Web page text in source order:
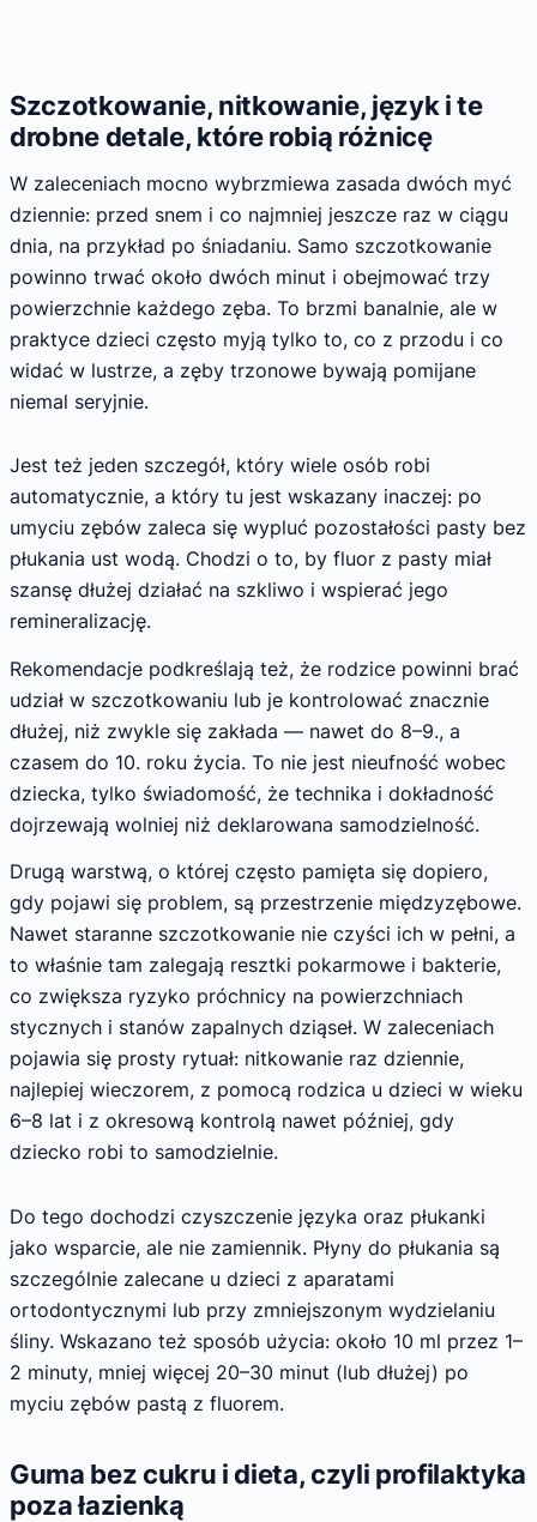
Szczotkowanie, nitkowanie, język i te
drobne detale, które robią różnicę
W zaleceniach mocno wybrzmiewa zasada dwóch myć
dziennie: przed snem i co najmniej jeszcze raz w ciągu
dnia, na przykład po śniadaniu. Samo szczotkowanie
powinno trwać około dwóch minut i obejmować trzy
powierzchnie każdego zęba. To brzmi banalnie, ale w
praktyce dzieci często myją tylko to, co z przodu i co
widać w lustrze, a zęby trzonowe bywają pomijane
niemal seryjnie.
Jest też jeden szczegół, który wiele osób robi
automatycznie, a który tu jest wskazany inaczej: po
umyciu zębów zaleca się wypluć pozostałości pasty bez
płukania ust wodą. Chodzi o to, by fluor z pasty miał
szansę dłużej działać na szkliwo i wspierać jego
remineralizację.
Rekomendacje podkreślają też, że rodzice powinni brać
udział w szczotkowaniu lub je kontrolować znacznie
dłużej, niż zwykle się zakłada — nawet do 8–9., a
czasem do 10. roku życia. To nie jest nieufność wobec
dziecka, tylko świadomość, że technika i dokładność
dojrzewają wolniej niż deklarowana samodzielność.
Drugą warstwą, o której często pamięta się dopiero,
gdy pojawi się problem, są przestrzenie międzyzębowe.
Nawet staranne szczotkowanie nie czyści ich w pełni, a
to właśnie tam zalegają resztki pokarmowe i bakterie,
co zwiększa ryzyko próchnicy na powierzchniach
stycznych i stanów zapalnych dziąseł. W zaleceniach
pojawia się prosty rytuał: nitkowanie raz dziennie,
najlepiej wieczorem, z pomocą rodzica u dzieci w wieku
6–8 lat i z okresową kontrolą nawet później, gdy
dziecko robi to samodzielnie.
Do tego dochodzi czyszczenie języka oraz płukanki
jako wsparcie, ale nie zamiennik. Płyny do płukania są
szczególnie zalecane u dzieci z aparatami
ortodontycznymi lub przy zmniejszonym wydzielaniu
śliny. Wskazano też sposób użycia: około 10 ml przez 1–
2 minuty, mniej więcej 20–30 minut (lub dłużej) po
myciu zębów pastą z fluorem.
Guma bez cukru i dieta, czyli profilaktyka
poza łazienką